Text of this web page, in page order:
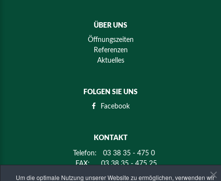
Um die optimale Nutzung unserer Website zu ermöglichen, verwenden wir
ÜBER UNS
Öffnungszeiten
Referenzen
Aktuelles
FOLGEN SIE UNS
Facebook
KONTAKT
Telefon:
03 38 35 - 475 0
FAX:
03 38 35 - 475 25